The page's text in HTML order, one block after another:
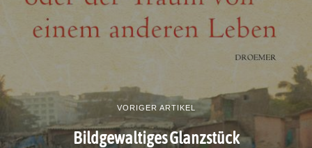
VORIGER ARTIKEL
Bildgewaltiges Glanzstück